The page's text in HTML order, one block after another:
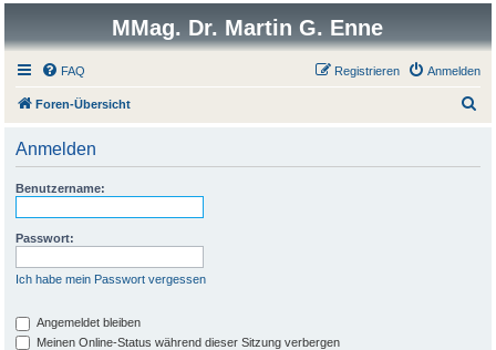
MMag. Dr. Martin G. Enne
FAQ Anmelden
Registrieren
Foren-Übersicht
Anmelden
Benutzername:
Passwort:
Ich habe mein Passwort vergessen
Angemeldet bleiben
Meinen Online-Status während dieser Sitzung verbergen